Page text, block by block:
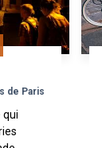
de Paris
qui